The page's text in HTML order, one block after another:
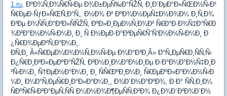
1.ru, ÐºÐ¾Ñ‚Ð¾Ñ€Ñ‹Ðµ Ð¾Ð±ÐµÑ‰Ð°ÑŽÑ‚ Ð¸Ð´ÐµÐ°Ð»ÑŒÐ½Ñ‹Ð¹
Ñ€ÐµÐ·ÑƒÐ»ÑŒÑ‚Ð°Ñ‚, Ð½Ð¾ Ð² ÐºÐ¾Ð½ÐµÑ‡Ð½Ð¾Ð¼ Ð¸Ñ‚Ð¾
Ð³Ðµ Ð¾ÑÑ‚Ð°Ð²Ð»ÑÑŽÑ‚ ÐºÐ»Ð¸ÐµÐ½Ñ‚Ð¾Ð² Ñ€Ð°Ð·Ð¾Ñ‡Ð°Ñ€Ð
¾Ð²Ð°Ð½Ð½Ñ‹Ð¼Ð¸ Ð¸ Ñ Ð½ÐµÐ·Ð°Ð²ÐµÑ€ÑˆÑ‘Ð½Ð½Ñ‹Ð¼Ð¸ Ð
¿Ñ€Ð¾ÐµÐºÑ‚Ð°Ð¼Ð¸.
Ð­Ñ‚Ð¸ Â«Ñ€ÐµÐ¼Ð¾Ð½Ñ‚Ð½Ñ‹Ðµ Ð¼Ð°Ð³Ð¸Â» Ð°Ñ„ÐµÑ€Ð¸ÑÑ‚Ñ‹
Ð¿Ñ€Ð¸Ð²Ð»ÐµÐºÐ°ÑŽÑ‚ Ð²Ð½Ð¸Ð¼Ð°Ð½Ð¸Ðµ Ð·Ð°Ð¼Ð°Ð½Ñ‡Ð¸Ð
²Ñ‹Ð¼Ð¸ Ñ†ÐµÐ½Ð°Ð¼Ð¸ Ð¸ ÑÑ€ÐºÐ¸Ð¼Ð¸ Ñ€ÐµÐºÐ»Ð°Ð¼Ð½Ñ‹Ð
¼Ð¸ Ð¼Ð°Ñ‚ÐµÑ€Ð¸Ð°Ð»Ð°Ð¼Ð¸, Ð¾Ð´Ð½Ð°ÐºÐ¾, Ð·Ð° ÑÑ‚Ð¸Ð¼
ÑÐºÑ€Ñ‹Ð²Ð°ÐµÑ‚ÑÑ Ð¼Ð½Ð¾Ð¶ÐµÑÑ‚Ð²Ð¾ Ð¿Ð¾Ð´Ð²Ð¾Ð´Ð½